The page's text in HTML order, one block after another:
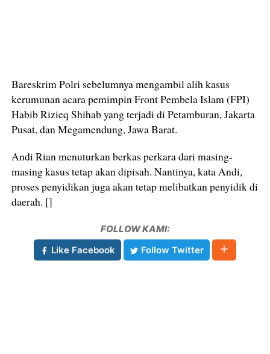
Bareskrim Polri sebelumnya mengambil alih kasus
kerumunan acara pemimpin Front Pembela Islam (FPI)
Habib Rizieq Shihab yang terjadi di Petamburan, Jakarta
Pusat, dan Megamendung, Jawa Barat.
Andi Rian menuturkan berkas perkara dari masing-
masing kasus tetap akan dipisah. Nantinya, kata Andi,
proses penyidikan juga akan tetap melibatkan penyidik di
daerah. []
FOLLOW KAMI:
Like Facebook
Follow Twitter